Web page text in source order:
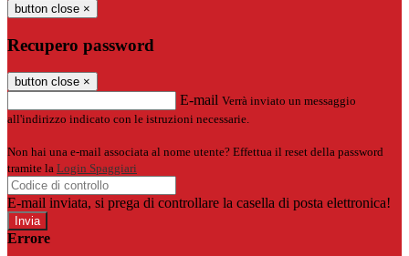
button close ×
Recupero password
button close ×
E-mail Verrà inviato un messaggio
all'indirizzo indicato con le istruzioni necessarie.
Non hai una e-mail associata al nome utente? Effettua il reset della password
tramite la Login Spaggiari
E-mail inviata, si prega di controllare la casella di posta elettronica!
Errore